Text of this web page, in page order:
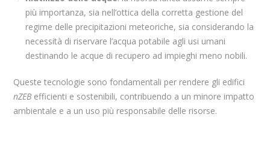
più importanza, sia nell’ottica della corretta gestione del
regime delle precipitazioni meteoriche, sia considerando la
necessità di riservare l’acqua potabile agli usi umani
destinando le acque di recupero ad impieghi meno nobili.
Queste tecnologie sono fondamentali per rendere gli edifici
nZEB efficienti e sostenibili, contribuendo a un minore impatto
ambientale e a un uso più responsabile delle risorse.